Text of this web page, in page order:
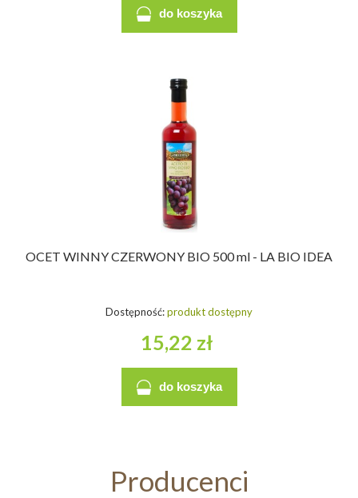
do koszyka
OCET WINNY CZERWONY BIO 500 ml - LA BIO IDEA
Dostępność:produkt dostępny
15,22 zł
do koszyka
Producenci